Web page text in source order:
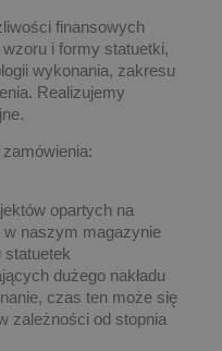
finansowych
i formy statuetki,
wykonania, zakresu
Realizujemy
opartych na
w naszym magazynie
statuetek
dużego nakładu
czas ten może się
zależności od stopnia